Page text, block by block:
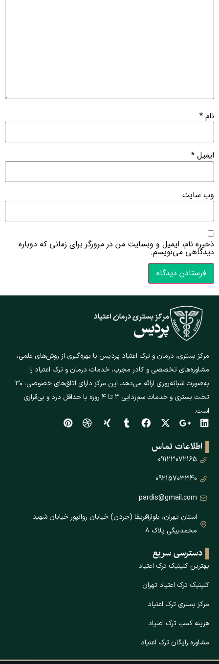
نام *
ایمیل *
وب‌ سایت
ذخیره نام، ایمیل و وبسایت من در مرورگر برای زمانی که دوباره
دیدگاهی می‌نویسم.
مرکز بستری، درمان و ترک اعتیاد پردیس با بهره‌گیری از روش‌های علمی،
مشاوره‌های تخصصی و کادر مجرب، خدمات درمان و ترک اعتیاد را
به‌صورت شبانه‌روزی ارائه می‌دهد. این مرکز دارای اتاق‌های خصوصی، ۳۰
تخت بستری و خدمات سم‌زدایی ۳ تا ۴ روزه با حداقل درد و بی‌قراری
است.
اطلاعات تماس
09123072165
09215703340
pardis@gmail.com
استان تهران، بلوارآفریقا (جردن) خیابان روانپور خیابان شهید
محمدبیگی پلاک ۸
دسترسی سریع
بهترین کلینیک ترک اعتیاد
کلینیک ترک اعتیاد تهران
مرکز بستری ترک اعتیاد
هزینه کمپ ترک اعتیاد
مشاوره رایگان ترک اعتیاد